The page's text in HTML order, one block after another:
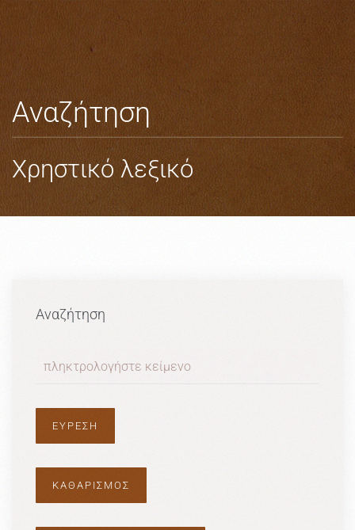
Skip to main content
Αναζήτηση
Χρηστικό λεξικό
Αναζήτηση